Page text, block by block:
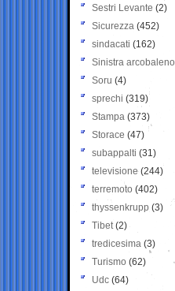
Sestri Levante (2)
Sicurezza (452)
sindacati (162)
Sinistra arcobaleno
Soru (4)
sprechi (319)
Stampa (373)
Storace (47)
subappalti (31)
televisione(244)
terremoto (402)
thyssenkrupp (3)
Tibet(2)
tredicesima (3)
Turismo (62)
Udc (64)